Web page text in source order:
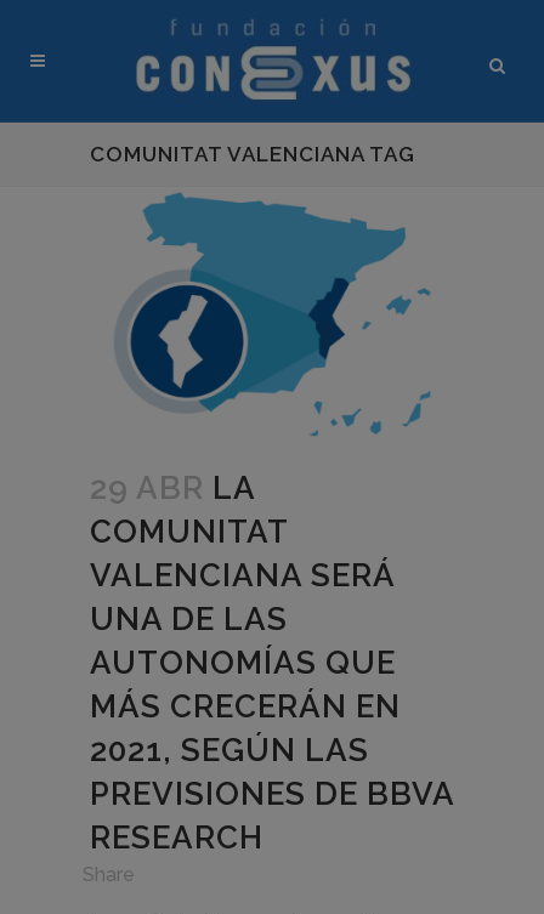
COMUNITAT VALENCIANA TAG
29 ABR LA
COMUNITAT
VALENCIANA SERÁ
UNA DE LAS
AUTONOMÍAS QUE
MÁS CRECERÁN EN
2021, SEGÚN LAS
PREVISIONES DE BBVA
RESEARCH
Share